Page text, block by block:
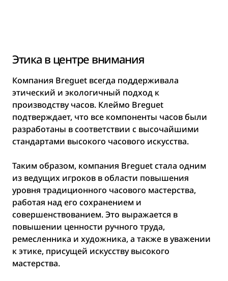
Этика в центре внимания
Компания Breguet всегда поддерживала
этический и экологичный подход к
производству часов. Клеймо Breguet
подтверждает, что все компоненты часов были
разработаны в соответствии с высочайшими
стандартами высокого часового искусства.
Таким образом, компания Breguet стала одним
из ведущих игроков в области повышения
уровня традиционного часового мастерства,
работая над его сохранением и
совершенствованием. Это выражается в
повышении ценности ручного труда,
ремесленника и художника, а также в уважении
к этике, присущей искусству высокого
мастерства.